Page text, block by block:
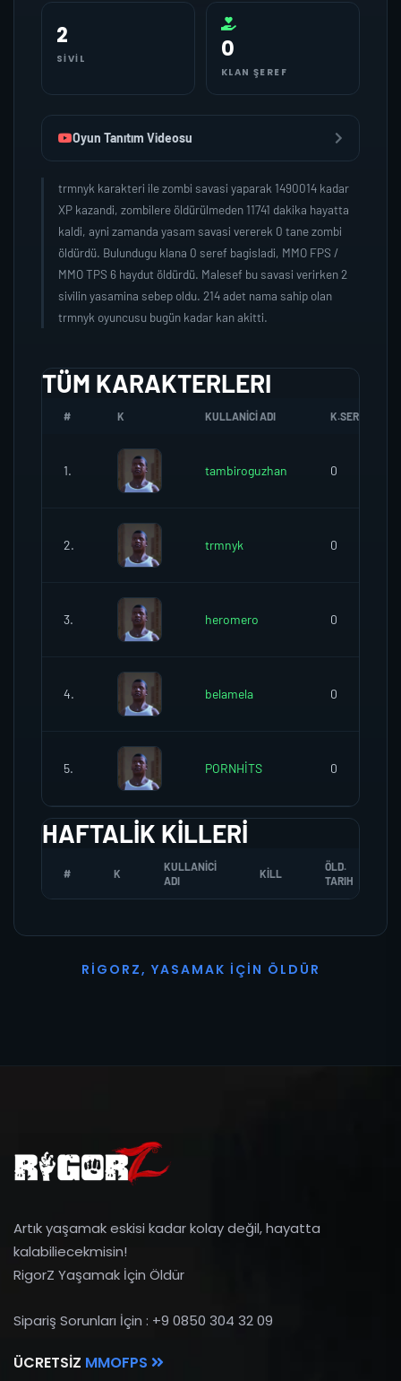
2
SIVIL 0
KLAN ŞEREF
Oyun Tanıtım Videosu
trmnyk karakteri ile zombi savasi yaparak 1490014 kadar
XP kazandi, zombilere öldürülmeden 11741 dakika hayatta
kaldi, ayni zamanda yasam savasi vererek 0 tane zombi
öldürdü. Bulundugu klana 0 seref bagisladi, MMO FPS /
MMO TPS 6 haydut öldürdü. Malesef bu savasi verirken 2
sivilin yasamina sebep oldu. 214 adet nama sahip olan
trmnyk oyuncusu bugün kadar kan akitti.
TÜM KARAKTERLERI
# K KULLANICI ADI K.SEREFI
1. tambiroguzhan 0
2. trmnyk 0
3. heromero 0
4. belamela 0
5. PORNHİTS 0
HAFTALIK KILLERI
# K
KULLANICI
ADI
KILL
ÖLD.
TARIH
R I G O R Z, YASAMAK İ ÇI N Ö L D Ü R
Artık yaşamak eskisi kadar kolay değil, hayatta
kalabiliecekmisin!
RigorZ Yaşamak İçin Öldür
Sipariş Sorunları İçin : +9 0850 304 32 09
ÜCRETSIZ MMOFPS